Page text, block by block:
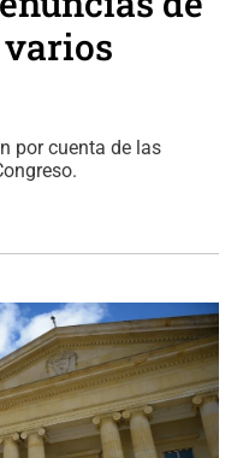
por cuenta de las